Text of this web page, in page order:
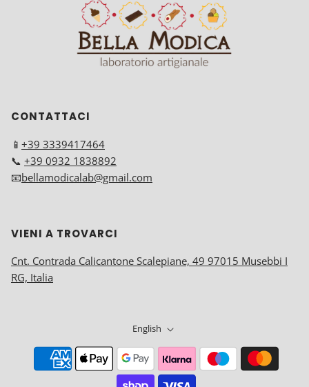
CONTATTACI
📱 +39 3339417464
📞 +39 0932 1838892
📧bellamodicalab@gmail.com
VIENI A TROVARCI
Cnt. Contrada Calicantone Scalepiane, 49 97015 Musebbi I
RG, Italia
English